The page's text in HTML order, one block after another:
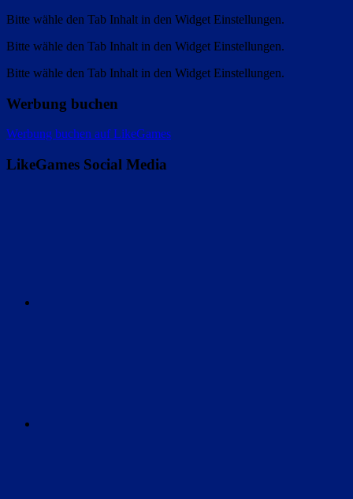
Bitte wähle den Tab Inhalt in den Widget Einstellungen.
Bitte wähle den Tab Inhalt in den Widget Einstellungen.
Bitte wähle den Tab Inhalt in den Widget Einstellungen.
Werbung buchen
Werbung buchen auf LikeGames
LikeGames Social Media